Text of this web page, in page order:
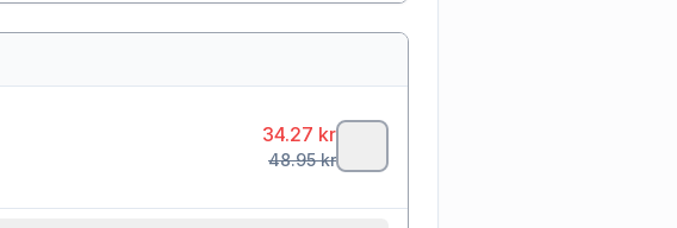
34.27 kr
48.95kr